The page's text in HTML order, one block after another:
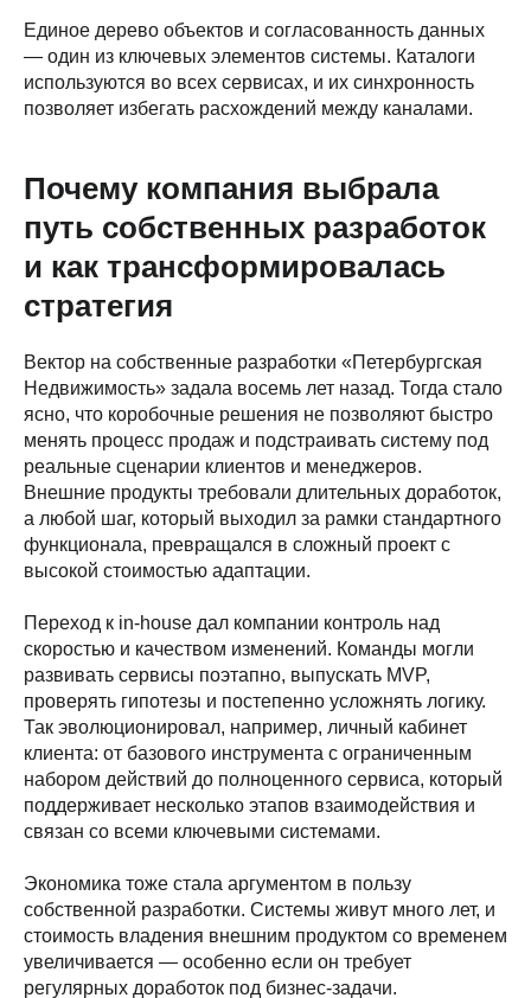
Единое дерево объектов и согласованность данных
— один из ключевых элементов системы. Каталоги
используются во всех сервисах, и их синхронность
позволяет избегать расхождений между каналами.
Почему компания выбрала
путь собственных разработок
и как трансформировалась
стратегия
Вектор на собственные разработки «Петербургская
Недвижимость» задала восемь лет назад. Тогда стало
ясно, что коробочные решения не позволяют быстро
менять процесс продаж и подстраивать систему под
реальные сценарии клиентов и менеджеров.
Внешние продукты требовали длительных доработок,
а любой шаг, который выходил за рамки стандартного
функционала, превращался в сложный проект с
высокой стоимостью адаптации.
Переход к in-house дал компании контроль над
скоростью и качеством изменений. Команды могли
развивать сервисы поэтапно, выпускать MVP,
проверять гипотезы и постепенно усложнять логику.
Так эволюционировал, например, личный кабинет
клиента: от базового инструмента с ограниченным
набором действий до полноценного сервиса, который
поддерживает несколько этапов взаимодействия и
связан со всеми ключевыми системами.
Экономика тоже стала аргументом в пользу
собственной разработки. Системы живут много лет, и
стоимость владения внешним продуктом со временем
увеличивается — особенно если он требует
регулярных доработок под бизнес-задачи.